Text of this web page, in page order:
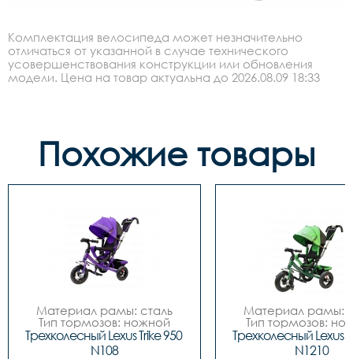
Комплектация велосипеда может незначительно
отличаться от указанной в случае технического
усовершенствования конструкции или обновления
модели. Цена на товар актуальна до 2026.08.09 18:33
Похожие товары
Материал рамы: сталь
Тип тормозов: ножной
Диаметр колес: 10
Обод	N/A
Трехколесный Lexus Trike 950
N108
Материал рамы:
Тип тормозов:
Диаметр колес:
Трехколесный Lexus
N1210